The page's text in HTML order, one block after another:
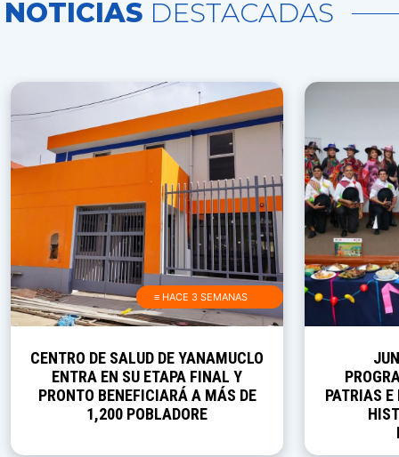
NOTICIAS DESTACADAS
≡ HACE 3 SEMANAS
CENTRO DE SALUD DE YANAMUCLO
ENTRA EN SU ETAPA FINAL Y
PRONTO BENEFICIARÁ A MÁS DE
1,200 POBLADORE
PATRIAS